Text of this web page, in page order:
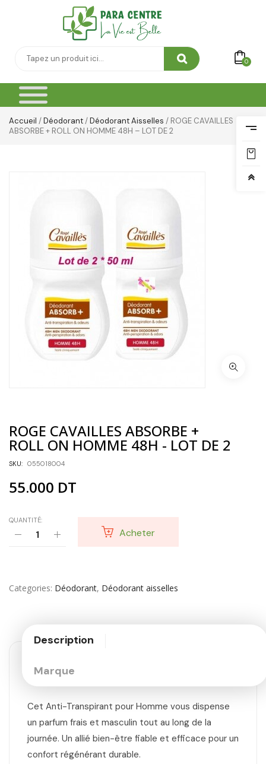
0
Accueil /Déodorant/Déodorant Aisselles / ROGE CAVAILLES
ABSORBE + ROLL ON HOMME 48H – LOT DE 2
ROGE CAVAILLES ABSORBE +
ROLL ON HOMME 48H - LOT DE 2
SKU: 055018004
55.000 DT
QUANTITÉ:
Acheter
Categories Déodorant, Déodorant aisselles
Description
Marque
Cet Anti-Transpirant pour Homme vous dispense
un parfum frais et masculin tout au long de la
journée. Un allié bien-être fiable et efficace pour un
confort régénérant durable.